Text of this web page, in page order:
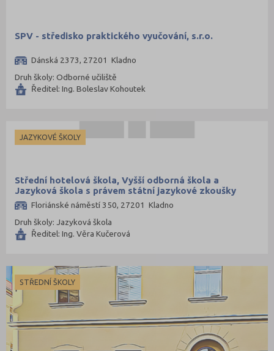
SPV - středisko praktického vyučování, s.r.o.
Dánská 2373, 27201 Kladno
Druh školy: Odborné učiliště
Ředitel: Ing. Boleslav Kohoutek
JAZYKOVÉ ŠKOLY
Střední hotelová škola, Vyšší odborná škola a
Jazyková škola s právem státní jazykové zkoušky
s.r.o.Floriánské náměstí 350, 27201 Kladno
Druh školy: Jazyková škola
Ředitel: Ing. Věra Kučerová
STŘEDNÍ ŠKOLY